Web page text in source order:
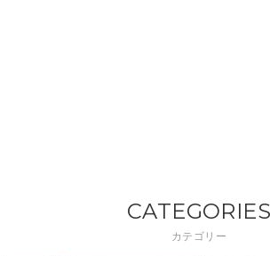
CATEGORIES
カテゴリー